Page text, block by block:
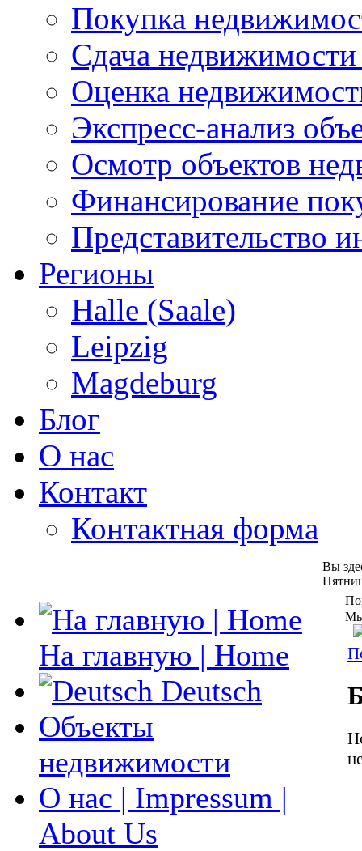
Покупка
Сдача недвижимости
Оценка
Экспресс-анализ
Осмотр объектов
Финансирование
Представительство
Регионы
Halle (Saale)
Leipzig
Magdeburg
Блог
О нас
Контакт
Контактная форма
Вы
На главную | Home
Deutsch
Объекты
недвижимости
О нас | Impressum |
About Us
Мы